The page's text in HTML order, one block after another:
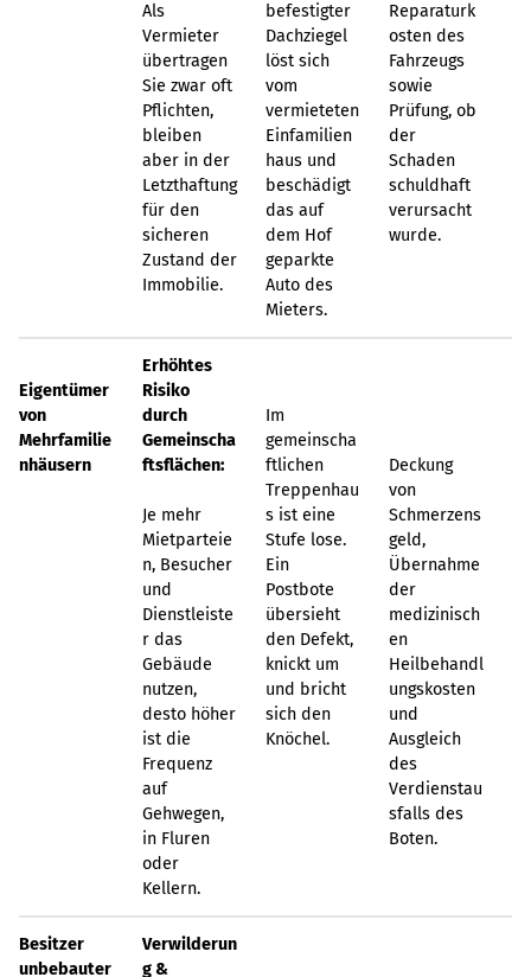
Als
Vermieter
übertragen
Sie zwar oft
Pflichten,
bleiben
aber in der
Letzthaftung
für den
sicheren
Zustand der
Immobilie.
befestigter
Dachziegel
löst sich
vom
vermieteten
Einfamilien
haus und
beschädigt
das auf
dem Hof
geparkte
Auto des
Mieters.
Reparaturk
osten des
Fahrzeugs
sowie
Prüfung, ob
der
Schaden
schuldhaft
verursacht
wurde.
Eigentümer
von
Mehrfamilie
nhäusern
Erhöhtes
Risiko
durch
Gemeinscha
ftsflächen:
Je mehr
Mietparteie
n, Besucher
und
Dienstleiste
r das
Gebäude
nutzen,
desto höher
ist die
Frequenz
auf
Gehwegen,
in Fluren
oder
Kellern.
Im
gemeinscha
ftlichen
Treppenhau
s ist eine
Stufe lose.
Ein
Postbote
übersieht
den Defekt,
knickt um
und bricht
sich den
Knöchel.
Deckung
von
Schmerzens
geld,
Übernahme
der
medizinisch
en
Heilbehandl
ungskosten
und
Ausgleich
des
Verdienstau
sfalls des
Boten.
Besitzer
unbebauter
Verwilderun
g &